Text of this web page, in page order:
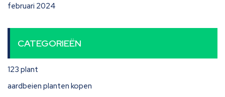
februari 2024
CATEGORIEËN
123 plant
aardbeien planten kopen